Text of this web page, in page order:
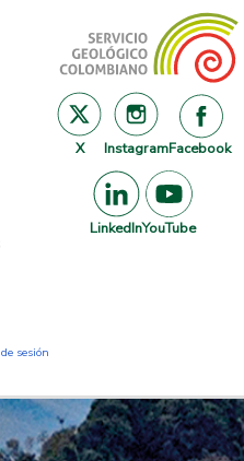
X InstagramFacebook
LinkedInYouTube
sesión